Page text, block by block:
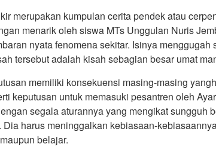
merupakan kumpulan cerita pendek atau
menarik oleh siswa MTs Unggulan Nuris
nyata fenomena sekitar. Isinya
tersebut adalah kisah sebagian besar umat
memiliki konsekuensi masing-masing
keputusan untuk memasuki pesantren oleh
segala aturannya yang mengikat sungguh
Dia harus meninggalkan kebiasaan-
belajar.